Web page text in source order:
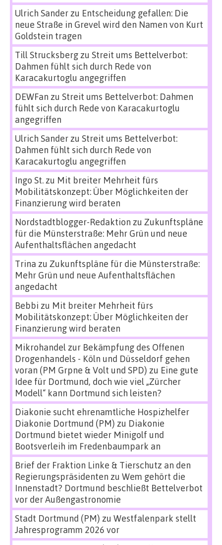
Ulrich Sanderzu Entscheidung gefallen: Die
neue Straße in Grevel wird den Namen von Kurt
Goldstein tragen
Till Strucksbergzu Streit ums Bettelverbot:
Dahmen fühlt sich durch Rede von
Karacakurtoglu angegriffen
DEWFan zu Streit ums Bettelverbot: Dahmen
fühlt sich durch Rede von Karacakurtoglu
angegriffen
Ulrich Sanderzu Streit ums Bettelverbot:
Dahmen fühlt sich durch Rede von
Karacakurtoglu angegriffen
Ingo St.zu Mit breiter Mehrheit fürs
Mobilitätskonzept: Über Möglichkeiten der
Finanzierung wird beraten
Nordstadtblogger-Redaktion zu Zukunftspläne
für die Münsterstraße: Mehr Grün und neue
Aufenthaltsflächen angedacht
Trina zu Zukunftspläne für die Münsterstraße:
Mehr Grün und neue Aufenthaltsflächen
angedacht
Bebbi zu Mit breiter Mehrheit fürs
Mobilitätskonzept: Über Möglichkeiten der
Finanzierung wird beraten
Mikrohandel zur Bekämpfung des Offenen
Drogenhandels - Köln und Düsseldorf gehen
voran (PM Grpne & Volt und SPD) zu Eine gute
Idee für Dortmund, doch wie viel „Zürcher
Modell“ kann Dortmund sich leisten?
Diakonie sucht ehrenamtliche Hospizhelfer
Diakonie Dortmund (PM) zu Diakonie
Dortmund bietet wieder Minigolf und
Bootsverleih im Fredenbaumpark an
Brief der Fraktion Linke & Tierschutz an den
Regierungspräsidenten zu Wem gehört die
Innenstadt? Dortmund beschließt Bettelverbot
vor der Außengastronomie
Stadt Dortmund (PM) zu Westfalenpark stellt
Jahresprogramm 2026 vor